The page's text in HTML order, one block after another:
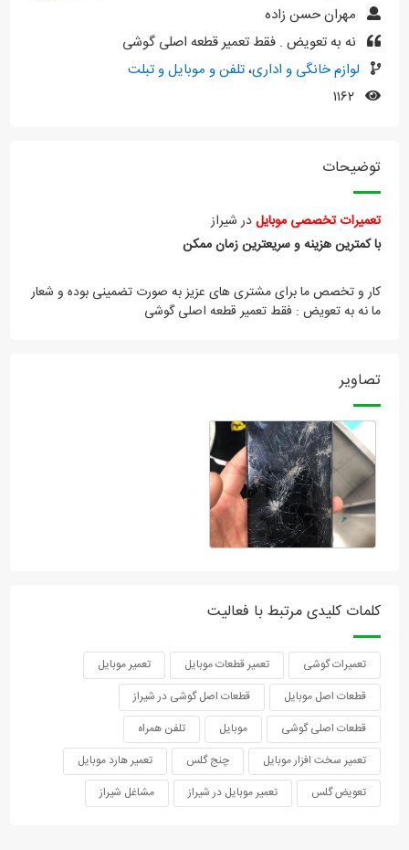
مهران حسن زاده
نه به تعویض . فقط تعمیر قطعه اصلی گوشی
لوازم خانگی و اداری،تلفن و موبایل و تبلت
۱۱۶۲
توضیحات
تعمیرات تخصصی موبایلدر شیراز
باکمترینهزینهوسریعترینزمانممکن
کار و تخصص ما برای مشتری های عزیز به صورت تضمینی بوده و شعار
ما نه به تعویض : فقط تعمیر قطعه اصلی گوشی
تصاویر
کلمات کلیدی مرتبط با فعالیت
تعمیرات گوشی تعمیر قطعات موبایل
تعمیر موبایل
قطعات اصل موبایل
قطعات اصل گوشی در شیراز
قطعات اصلی گوشی
موبایل
تلفن همراه
تعمیر سخت افزار موبایل
چنج گلس
تعمیر هارد موبایل
تعویض گلس
تعمیر موبایل در شیراز مشاغل شیراز